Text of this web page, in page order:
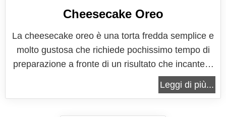
Cheesecake Oreo
La cheesecake oreo è una torta fredda semplice e
molto gustosa che richiede pochissimo tempo di
preparazione a fronte di un risultato che incanterà
ogni palato. Il classico effetto bicolore dei due
biscotti neri che racchiudono una morbida crema
Leggi di più...